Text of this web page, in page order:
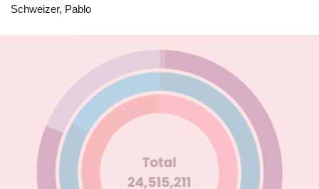
Schweizer, Pablo